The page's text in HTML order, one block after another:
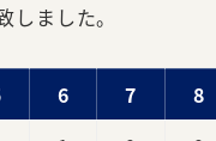
ました。
6 7 8